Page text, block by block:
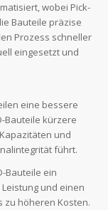
wobei Pick-
Bauteile präzise
Prozess schneller
eingesetzt und
eine bessere
Bauteile kürzere
und
führt.
Bauteile ein
und einen
zu höheren Kosten.